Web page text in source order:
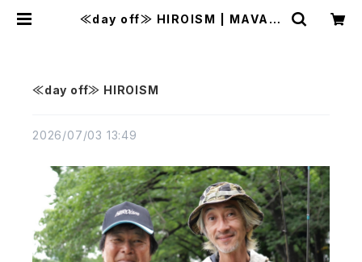
≪day off≫ HIROISM | MAVAZI
≪day off≫ HIROISM
2026/07/03 13:49